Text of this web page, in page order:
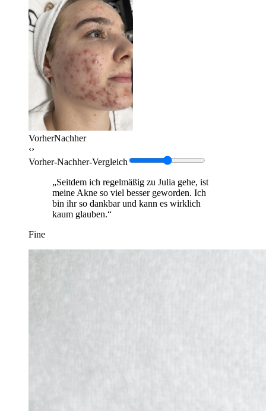
VorherNachher
‹›
Vorher-Nachher-Vergleich
„Seitdem ich regelmäßig zu Julia gehe, ist
meine Akne so viel besser geworden. Ich
bin ihr so dankbar und kann es wirklich
kaum glauben.“
Fine